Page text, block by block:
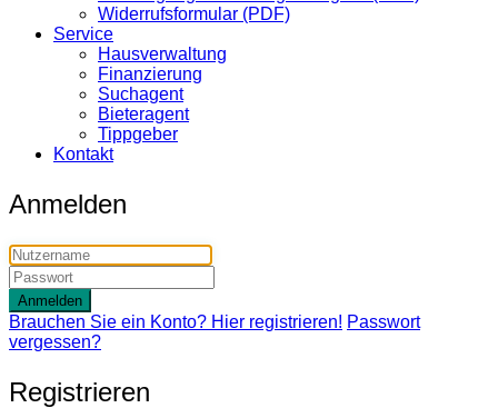
Widerrufsformular (PDF)
Service
Hausverwaltung
Finanzierung
Suchagent
Bieteragent
Tippgeber
Kontakt
Anmelden
Anmelden
Brauchen Sie ein Konto? Hier registrieren! Passwort
vergessen?
Registrieren